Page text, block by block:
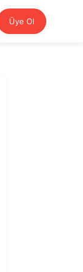
Üye Ol